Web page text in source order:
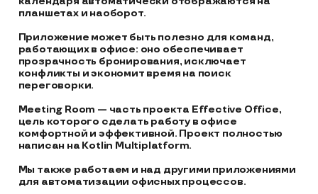
планшетах и наоборот.
Приложение может быть полезно для команд,
работающих в офисе: оно обеспечивает
прозрачность бронирования, исключает
конфликты и экономит время на поиск
переговорки.
Meeting Room — часть проекта Effective Office,
цель которого сделать работу в офисе
комфортной и эффективной. Проект полностью
написан на Kotlin Multiplatform.
Мы также работаем и над другими приложениями
для автоматизации офисных процессов.